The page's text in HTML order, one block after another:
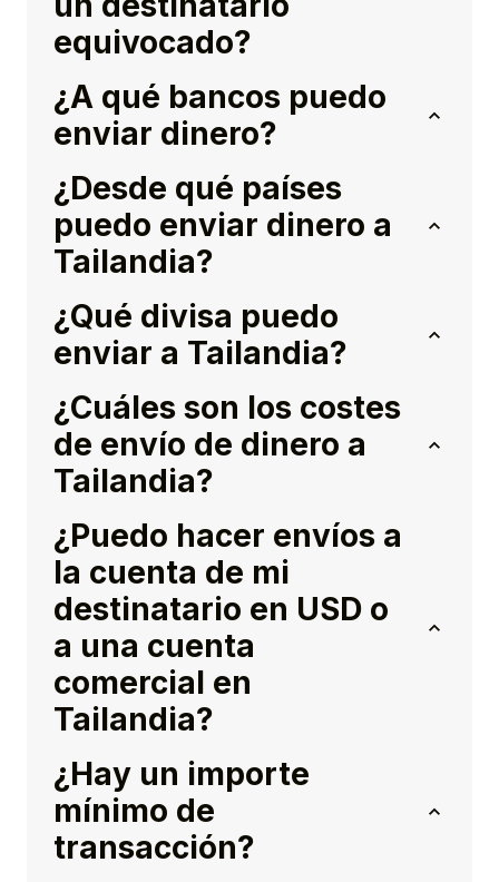
equivocado?
¿A qué bancos puedo
enviar dinero?
¿Desde qué países
puedo enviar dinero a
Tailandia?
¿Qué divisa puedo
enviar a Tailandia?
¿Cuáles son los costes
de envío de dinero a
Tailandia?
¿Puedo hacer envíos a
la cuenta de mi
destinatario en USD o
a una cuenta
comercial en
Tailandia?
¿Hay un importe
mínimo de
transacción?